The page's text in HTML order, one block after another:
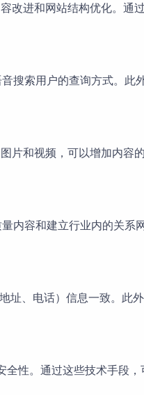
改进和网站结构优化。通
搜索用户的查询方式。此
片和视频，可以增加内容
内容和建立行业内的关系
址、电话）信息一致。此
全性。通过这些技术手段